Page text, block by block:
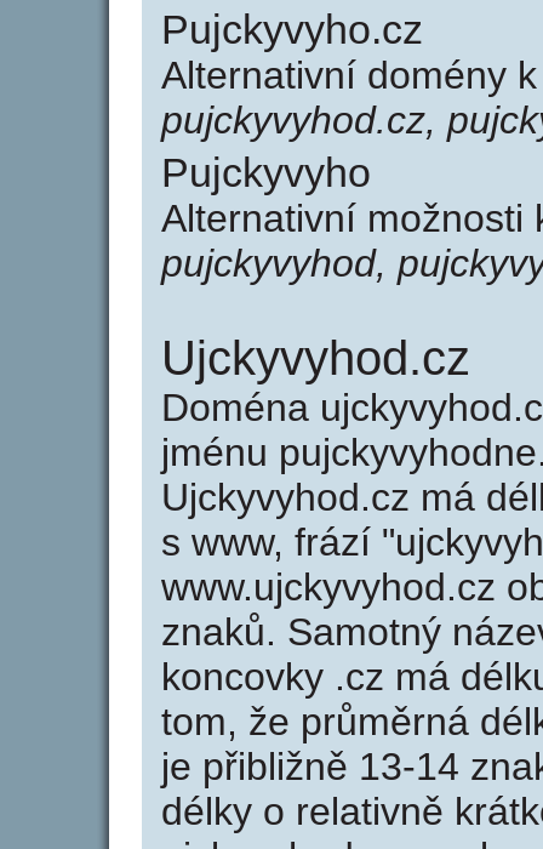
Pujckyvyho.cz
Alternativní domény
pujckyvyhod.cz,
Pujckyvyho
Alternativní možnosti
pujckyvyhod,
Ujckyvyhod.cz
Doména
jménu
Ujckyvyhod.cz má
s www, frází
www.ujckyvyhod.cz
znaků. Samotný
koncovky .cz má
tom, že průměrná
je přibližně 13-14
délky o relativně